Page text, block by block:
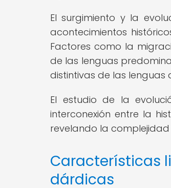
El surgimiento y la
acontecimientos
Factores como la
de las lenguas
distintivas de las
El estudio de la
interconexión entre la
revelando la
Características
dárdicas